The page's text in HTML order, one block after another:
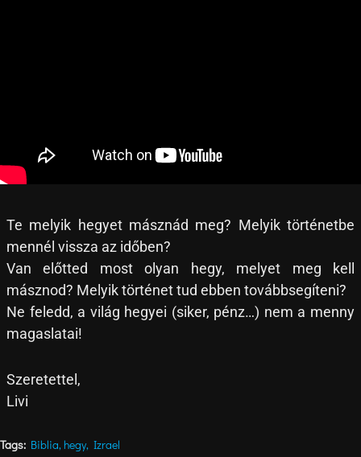
Te melyik hegyet másznád meg? Melyik történetbe
mennél vissza az időben?
Van előtted most olyan hegy, melyet meg kell
másznod? Melyik történet tud ebben továbbsegíteni?
Ne feledd, a világ hegyei (siker, pénz…) nem a menny
magaslatai!
Szeretettel,
Livi
Tags: Biblia,hegy, Izrael